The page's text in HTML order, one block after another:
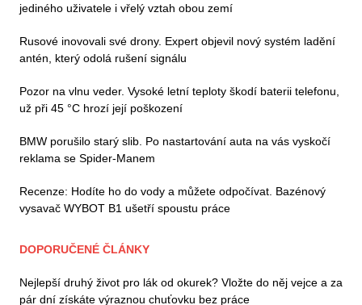
jediného uživatele i vřelý vztah obou zemí
Rusové inovovali své drony. Expert objevil nový systém ladění
antén, který odolá rušení signálu
Pozor na vlnu veder. Vysoké letní teploty škodí baterii telefonu,
už při 45 °C hrozí její poškození
BMW porušilo starý slib. Po nastartování auta na vás vyskočí
reklama se Spider-Manem
Recenze: Hodíte ho do vody a můžete odpočívat. Bazénový
vysavač WYBOT B1 ušetří spoustu práce
DOPORUČENÉ ČLÁNKY
Nejlepší druhý život pro lák od okurek? Vložte do něj vejce a za
pár dní získáte výraznou chuťovku bez práce